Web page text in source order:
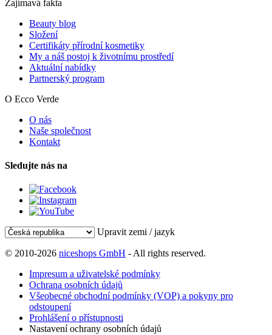
Zajímavá fakta
Beauty blog
Složení
Certifikáty přírodní kosmetiky
My a náš postoj k životnímu prostředí
Aktuální nabídky
Partnerský program
O Ecco Verde
O nás
Naše společnost
Kontakt
Sledujte nás na
Upravit zemi / jazyk
© 2010-2026 niceshops GmbH - All rights reserved.
Impresum a uživatelské podmínky
Ochrana osobních údajů
Všeobecné obchodní podmínky (VOP) a pokyny pro
odstoupení
Prohlášení o přístupnosti
Nastavení ochrany osobních údajů